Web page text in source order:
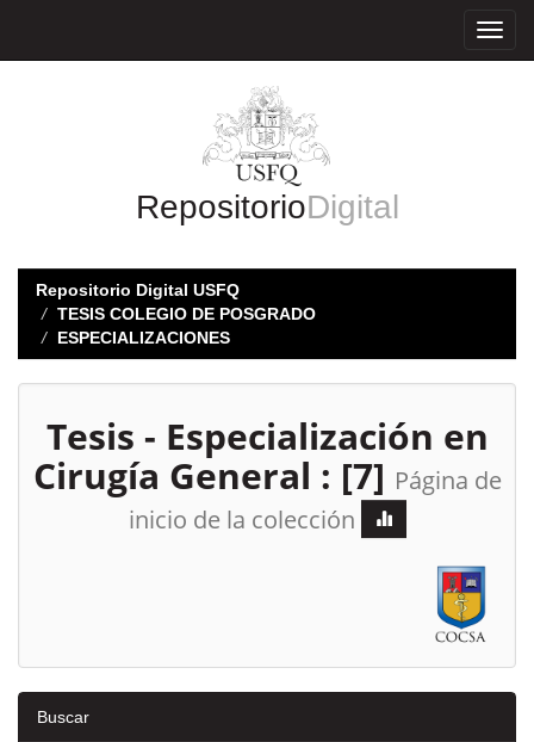
RepositorioDigital
Repositorio Digital USFQ
TESIS COLEGIO DE POSGRADO
ESPECIALIZACIONES
Tesis - Especialización en
Cirugía General : [7] Página de
inicio de la colección
Buscar